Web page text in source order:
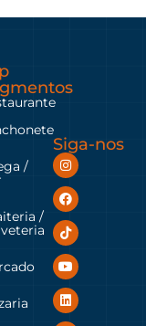
/
/
Siga-nos